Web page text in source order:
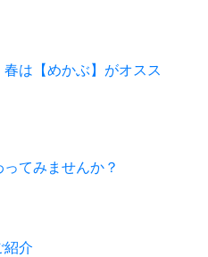
は【めかぶ】がオスス
てみませんか？
紹介